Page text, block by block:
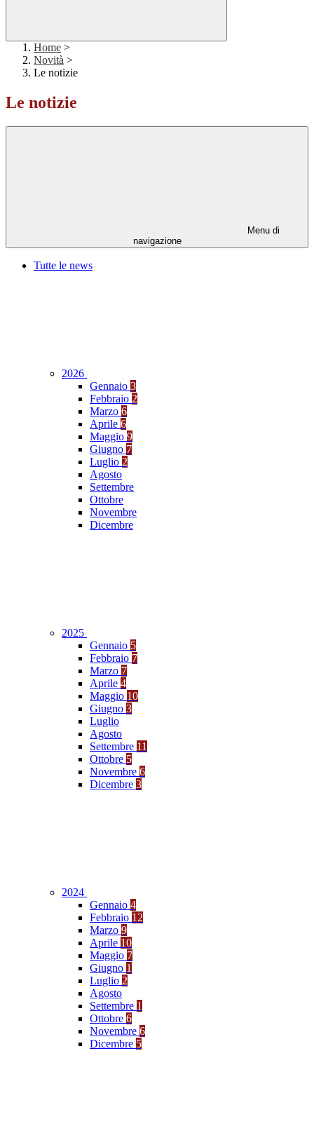
Home >
Novità >
Le notizie
Le notizie
Menu di
navigazione
Tutte le news
2026
Gennaio 3
Febbraio 2
Marzo 6
Aprile 6
Maggio 9
Giugno 7
Luglio 2
Agosto
Settembre
Ottobre
Novembre
Dicembre
2025
Gennaio 5
Febbraio 7
Marzo 7
Aprile 4
Maggio 10
Giugno 3
Luglio
Agosto
Settembre 11
Ottobre 5
Novembre 6
Dicembre 3
2024
Gennaio 4
Febbraio 12
Marzo 9
Aprile 10
Maggio 7
Giugno 1
Luglio 2
Agosto
Settembre 1
Ottobre 6
Novembre 6
Dicembre 5